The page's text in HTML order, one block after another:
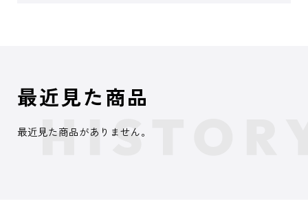
最近見た商品
最近見た商品がありません。